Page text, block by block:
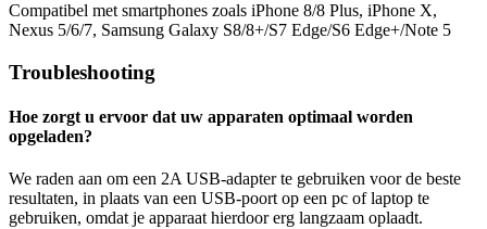
Compatibel met smartphones zoals iPhone 8/8 Plus, iPhone X,
Nexus 5/6/7, Samsung Galaxy S8/8+/S7 Edge/S6 Edge+/Note 5
Troubleshooting
Hoe zorgt u ervoor dat uw apparaten optimaal worden
opgeladen?
We raden aan om een ​​2A USB-adapter te gebruiken voor de beste
resultaten, in plaats van een USB-poort op een pc of laptop te
gebruiken, omdat je apparaat hierdoor erg langzaam oplaadt.